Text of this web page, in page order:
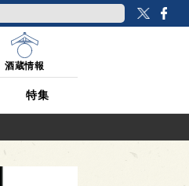
特集
酒蔵情報